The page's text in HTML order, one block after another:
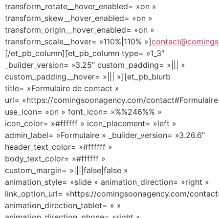
transform_rotate__hover_enabled= »on »
transform_skew__hover_enabled= »on »
transform_origin__hover_enabled= »on »
transform_scale__hover= »110%|110% »]
[/et_pb_column][et_pb_column type= »1_3″
_builder_version= »3.25″ custom_padding= »||| »
custom_padding__hover= »||| »][et_pb_blurb
title= »Formulaire de contact »
url= »https://comingsoonagency.com/
use_icon= »on » font_icon= »%%246%% »
icon_color= »#ffffff » icon_placement= »left »
admin_label= »Formulaire » _builder_version= »3.26.6″
header_text_color= »#ffffff »
body_text_color= »#ffffff »
custom_margin= »||||false|false »
animation_style= »slide » animation_direction= »right »
link_option_url= »https://comingsoonagency.com/
animation_direction_tablet= » »